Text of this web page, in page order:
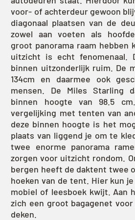
voor- of achterdeur gewoon
diagonaal plaatsen van de
zowel aan voeten als
groot panorama raam hebben
uitzicht is echt fenomenaal.
binnen uitzonderlijk ruim. De
134cm en daarmee ook
mensen. De Miles Starling
binnen hoogte van 98.5
vergelijking met tenten van
deze binnen hoogte is het
plaats van liggend je om te
twee enorme panorama
zorgen voor uitzicht rondom.
bergen heeft de daktent twee
hoeken van de tent. Hier kun
mobiel of leesboek kwijt. Aan
zich een groot bagagenet
deken.